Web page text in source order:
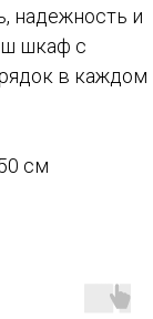
надежность и
шкаф с
в каждом
см